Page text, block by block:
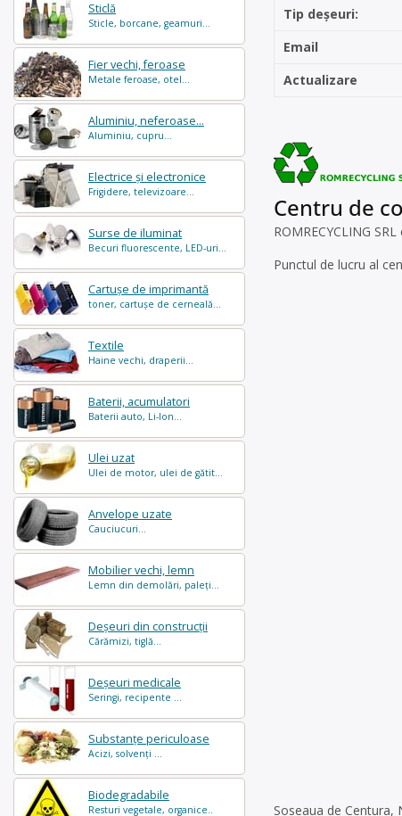
Sticlă
Sticle, borcane, geamuri...
Fier vechi, feroase
Metale feroase, otel...
Aluminiu, neferoase...
Aluminiu, cupru...
Electrice și electronice
Frigidere, televizoare...
Surse de iluminat
Becuri fluorescente, LED-uri...
Cartușe de imprimantă
toner, cartușe de cerneală...
Textile
Haine vechi, draperii...
Baterii, acumulatori
Baterii auto, Li-Ion...
Ulei uzat
Ulei de motor, ulei de gătit...
Anvelope uzate
Cauciucuri...
Mobilier vechi, lemn
Lemn din demolări, paleți...
Deșeuri din construcții
Cărămizi, tiglă...
Deșeuri medicale
Seringi, recipente ...
Substanțe periculoase
Acizi, solvenți ...
Biodegradabile
Resturi vegetale, organice..
Tip deșeuri:
Email
Actualizare
Centru de
ROMRECYCLING
Punctul de lucru al
Soseaua de Centura,